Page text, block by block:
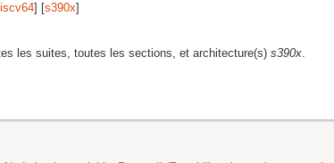
] [s390x]
les suites, toutes les sections, et architecture(s) s390x.